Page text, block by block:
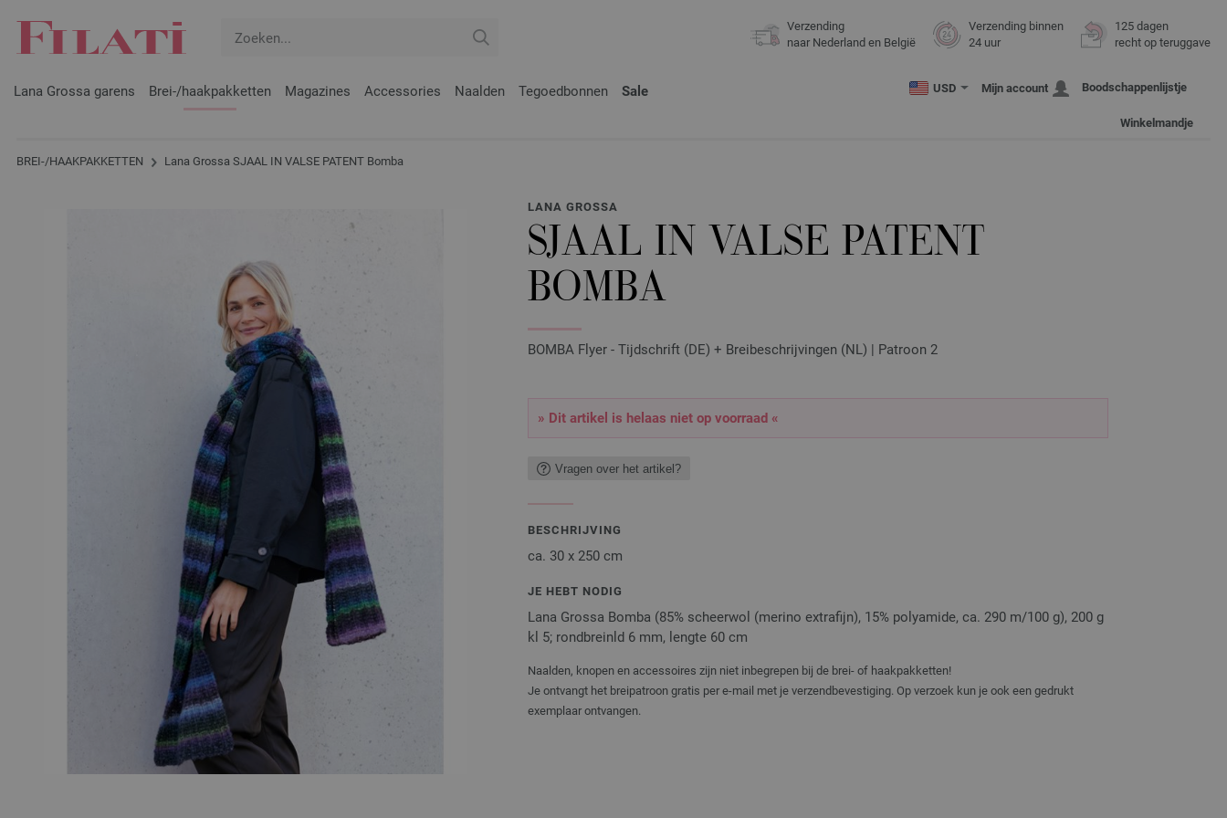
Verzending
naar Nederland en België
Verzending binnen
24 uur
125 dagen
recht op teruggave
Lana Grossa garens Brei-/haakpakketten Magazines Accessories Naalden Tegoedbonnen Sale USD Mijn account Boodschappenlijstje
Winkelmandje
BREI-/HAAKPAKKETTEN Lana Grossa SJAAL IN VALSE PATENT Bomba
LANA GROSSA
SJAAL IN VALSE PATENT
BOMBA
BOMBA Flyer - Tijdschrift (DE) + Breibeschrijvingen (NL) | Patroon 2
» Dit artikel is helaas niet op voorraad «
Vragen over het artikel?
BESCHRIJVING
ca. 30 x 250 cm
JE HEBT NODIG
Lana Grossa Bomba (85% scheerwol (merino extrafijn), 15% polyamide, ca. 290 m/100 g), 200 g
kl 5; rondbreinld 6 mm, lengte 60 cm
Naalden, knopen en accessoires zijn niet inbegrepen bij de brei- of haakpakketten!
Je ontvangt het breipatroon gratis per e-mail met je verzendbevestiging. Op verzoek kun je ook een gedrukt
exemplaar ontvangen.